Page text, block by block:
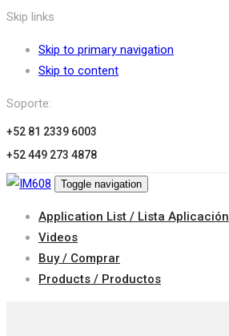
Skip links
Skip to primary navigation
Skip to content
Soporte:
+52 81 2339 6003
+52 449 273 4878
Toggle navigation
Application List / Lista Aplicación
Videos
Buy / Comprar
Products / Productos